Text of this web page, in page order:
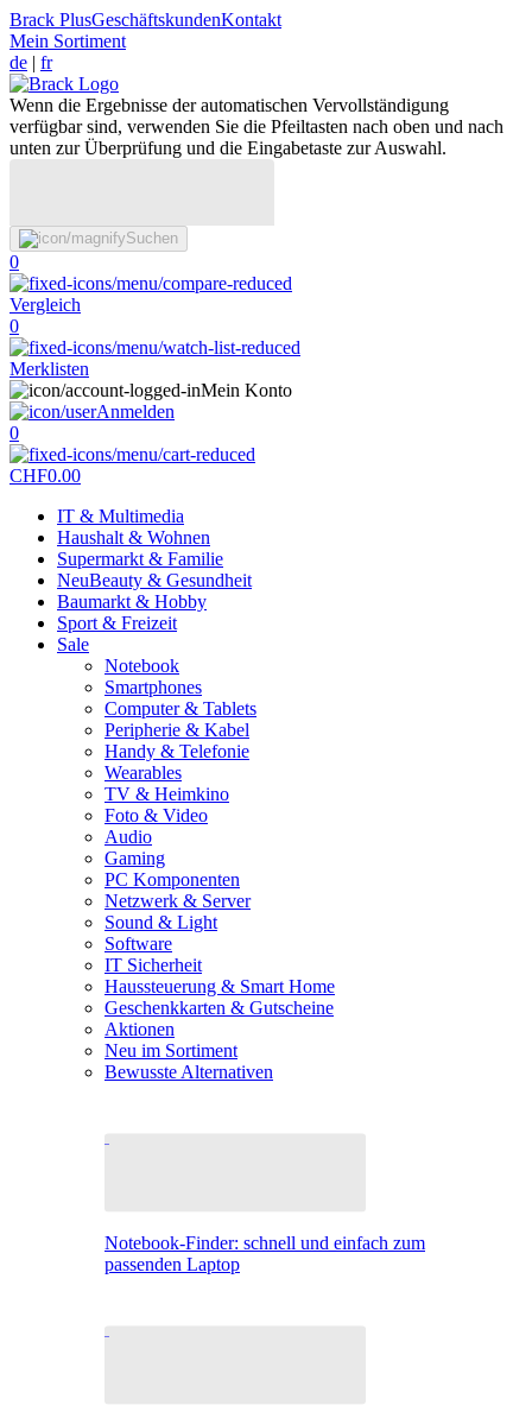
Brack PlusGeschäftskundenKontakt
Mein Sortiment
de | fr
Wenn die Ergebnisse der automatischen Vervollständigung
verfügbar sind, verwenden Sie die Pfeiltasten nach oben und nach
unten zur Überprüfung und die Eingabetaste zur Auswahl.
Suchen
0
Vergleich
0
Merklisten
Mein Konto
Anmelden
0
CHF0.00
IT & Multimedia
Haushalt & Wohnen
Supermarkt & Familie
NeuBeauty & Gesundheit
Baumarkt & Hobby
Sport & Freizeit
Sale
Notebook
Smartphones
Computer & Tablets
Peripherie & Kabel
Handy & Telefonie
Wearables
TV & Heimkino
Foto & Video
Audio
Gaming
PC Komponenten
Netzwerk & Server
Sound & Light
Software
IT Sicherheit
Haussteuerung & Smart Home
Geschenkkarten & Gutscheine
Aktionen
Neu im Sortiment
Bewusste Alternativen
Notebook-Finder: schnell und einfach zum
passenden Laptop